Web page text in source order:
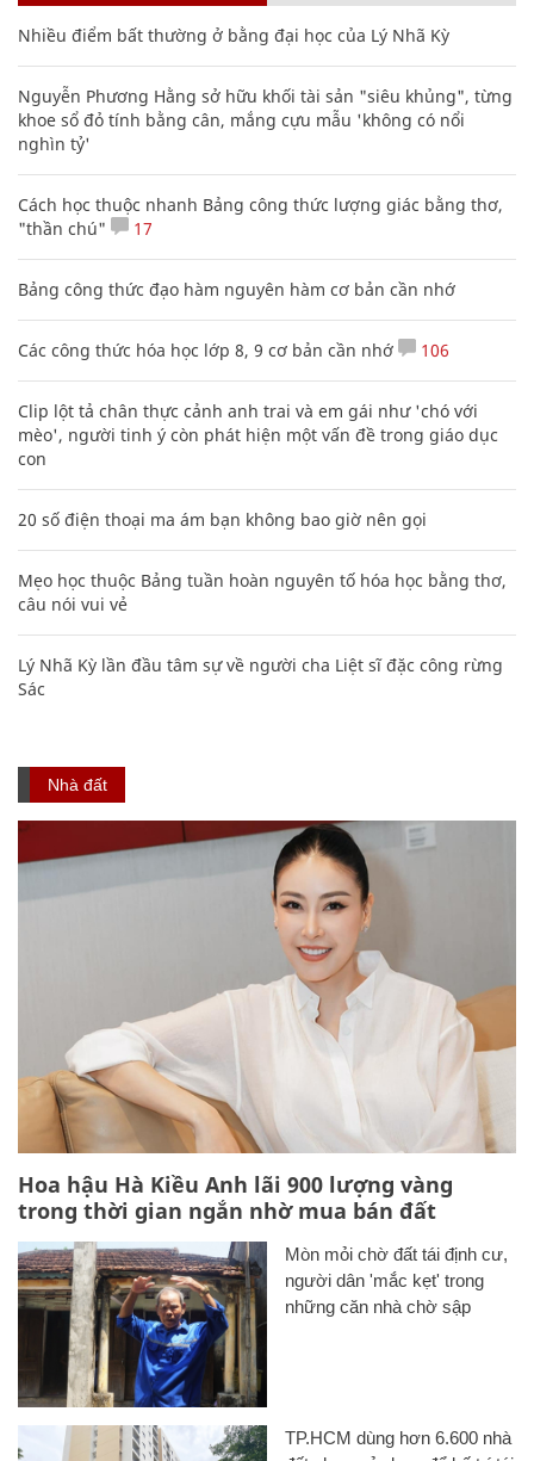
Nhiều điểm bất thường ở bằng đại học của Lý Nhã Kỳ
Nguyễn Phương Hằng sở hữu khối tài sản "siêu khủng", từng
khoe sổ đỏ tính bằng cân, mắng cựu mẫu 'không có nổi
nghìn tỷ'
Cách học thuộc nhanh Bảng công thức lượng giác bằng thơ,
"thần chú"
17
Bảng công thức đạo hàm nguyên hàm cơ bản cần nhớ
Các công thức hóa học lớp 8, 9 cơ bản cần nhớ 106
Clip lột tả chân thực cảnh anh trai và em gái như 'chó với
mèo', người tinh ý còn phát hiện một vấn đề trong giáo dục
con
20 số điện thoại ma ám bạn không bao giờ nên gọi
Mẹo học thuộc Bảng tuần hoàn nguyên tố hóa học bằng thơ,
câu nói vui vẻ
Lý Nhã Kỳ lần đầu tâm sự về người cha Liệt sĩ đặc công rừng
Sác
Nhà đất
Hoa hậu Hà Kiều Anh lãi 900 lượng vàng
trong thời gian ngắn nhờ mua bán đất
Mòn mỏi chờ đất tái định cư,
người dân 'mắc kẹt' trong
những căn nhà chờ sập
TP.HCM dùng hơn 6.600 nhà